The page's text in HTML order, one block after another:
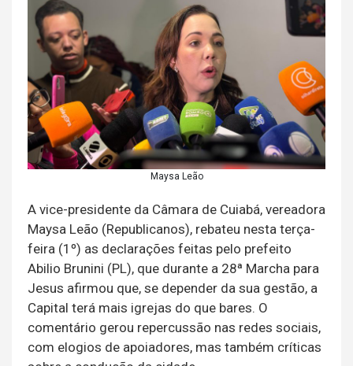
Maysa Leão
A vice-presidente da Câmara de Cuiabá, vereadora
Maysa Leão (Republicanos), rebateu nesta terça-
feira (1º) as declarações feitas pelo prefeito
Abilio Brunini (PL), que durante a 28ª Marcha para
Jesus afirmou que, se depender da sua gestão, a
Capital terá mais igrejas do que bares. O
comentário gerou repercussão nas redes sociais,
com elogios de apoiadores, mas também críticas